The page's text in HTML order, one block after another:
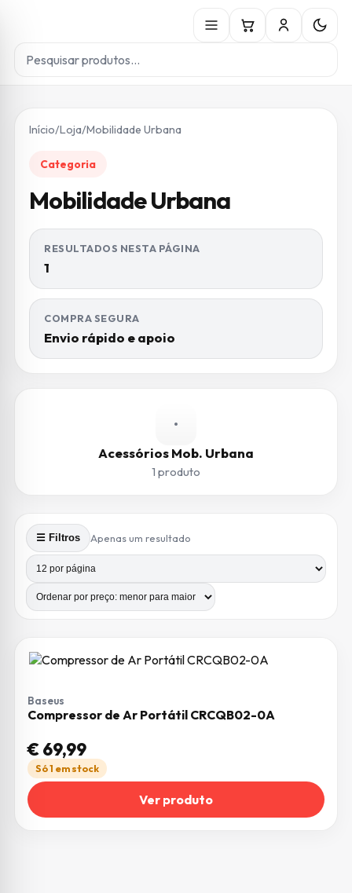
Início/Loja/Mobilidade Urbana
Categoria
Mobilidade Urbana
RESULTADOS NESTA PÁGINA
1
COMPRA SEGURA
Envio rápido e apoio
•
Acessórios Mob. Urbana
1 produto
☰ Filtros Apenas um resultado
Produtos por página
Número de colunas
Baseus
Compressor de Ar Portátil CRCQB02-0A
€69,99
Só 1 em stock
Ver produto